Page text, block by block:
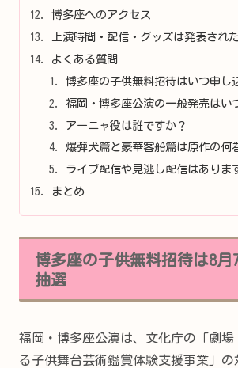
博多座へのアクセス
上演時間・配信・グッズは発表され
よくある質問
博多座の子供無料招待はいつ申し
福岡・博多座公演の一般発売はい
アーニャ役は誰ですか？
爆弾犬篇と豪華客船篇は原作の何
ライブ配信や見逃し配信はありま
まとめ
博多座の子供無料招待は8月
抽選
福岡・博多座公演は、文化庁の「劇場
る子供舞台芸術鑑賞体験支援事業」の